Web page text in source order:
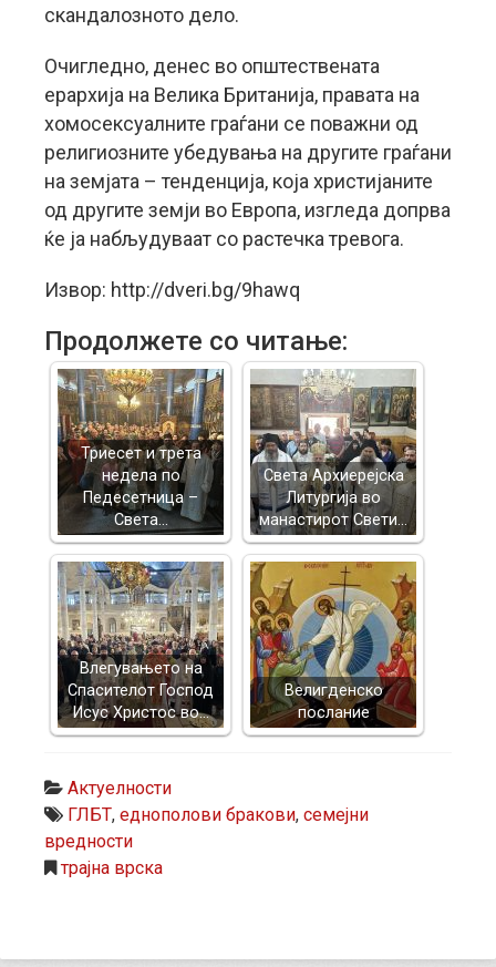
скандалозното дело.
Очигледно, денес во општествената
ерархија на Велика Британија, правата на
хомосексуалните граѓани се поважни од
религиозните убедувања на другите граѓани
на земјата – тенденција, која христијаните
од другите земји во Европа, изгледа допрва
ќе ја набљудуваат со растечка тревога.
Извор: http://dveri.bg/9hawq
Продолжете со читање:
Триесет и трета
недела по
Педесетница –
Света…
Света Архиерејска
Литургија во
манастирот Свети…
Влегувањето на
Спасителот Господ
Исус Христос во…
Велигденско
послание
Актуелности
ГЛБТ, еднополови бракови, семејни
вредности
трајна врска